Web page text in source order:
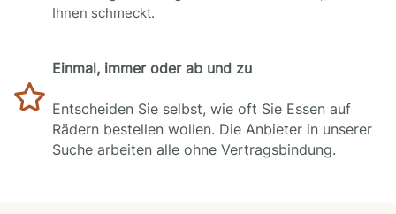
Ihnen schmeckt.
Einmal, immer oder ab und zu
Entscheiden Sie selbst, wie oft Sie Essen auf
Rädern bestellen wollen. Die Anbieter in unserer
Suche arbeiten alle ohne Vertragsbindung.